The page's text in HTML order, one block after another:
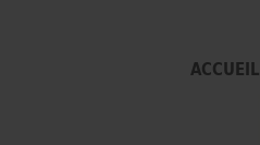
ACCUEIL